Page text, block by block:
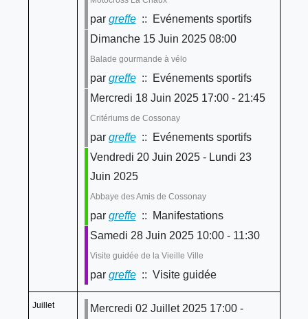
par greffe:: Evénements sportifs
Dimanche 15 Juin 2025 08:00
Balade gourmande à vélo
par greffe:: Evénements sportifs
Mercredi 18 Juin 2025 17:00 - 21:45
Critériums de Cossonay
par greffe:: Evénements sportifs
Vendredi 20 Juin 2025 - Lundi 23
Juin 2025
Abbaye des Amis de Cossonay
par greffe:: Manifestations
Samedi 28 Juin 2025 10:00 - 11:30
Visite guidée de la Vieille Ville
par greffe:: Visite guidée
Juillet
Mercredi 02 Juillet 2025 17:00 -